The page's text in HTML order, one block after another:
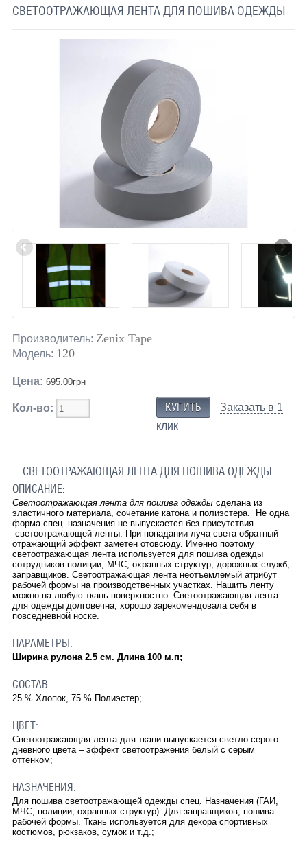
ДОСТАВКА
СВЯЗАТЬСЯ С НАМИ
СВЕТООТРАЖАЮЩАЯ ЛЕНТА ДЛЯ ПОШИВА ОДЕЖДЫ
Производитель: Zenix Tape
Модель: 120
Цена: 695.00грн
Кол-во:
Заказать в 1
клик
СВЕТООТРАЖАЮЩАЯ ЛЕНТА ДЛЯ ПОШИВА ОДЕЖДЫ
ОПИСАНИЕ:
Светоотражающая лента для пошива одеждысделана из
эластичного материала, сочетание катона и полиэстера. Не одна
форма спец. назначения не выпускается без присутствия
светоотражающей ленты. При попадании луча света обратный
отражающий эффект заметен отовсюду. Именно поэтому
светоотражающая лента используется для пошива одежды
сотрудников полиции, МЧС, охранных структур, дорожных служб,
заправщиков. Светоотражающая лента неотъемлемый атрибут
рабочей формы на производственных участках. Нашить ленту
можно на любую ткань поверхностно. Светоотражающая лента
для одежды долговечна, хорошо зарекомендовала себя в
повседневной носке.
ПАРАМЕТРЫ:
Ширина рулона 2.5 см. Длина 100 м.п;
СОСТАВ:
25 % Хлопок, 75 % Полиэстер;
ЦВЕТ:
Светоотражающая лента для ткани выпускается светло-серого
дневного цвета – эффект светоотражения белый с серым
оттенком;
НАЗНАЧЕНИЯ:
Для пошива светоотражающей одежды спец. Назначения (ГАИ,
МЧС, полиции, охранных структур). Для заправщиков, пошива
рабочей формы. Ткань используется для декора спортивных
костюмов, рюкзаков, сумок и т.д.;